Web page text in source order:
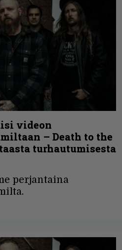
videon
– Death to the
turhautumisesta
perjantaina